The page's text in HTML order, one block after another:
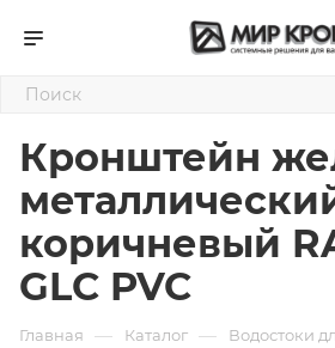
Кронштейн
коричневый
GLC PVC
Главная — Каталог — Водостоки